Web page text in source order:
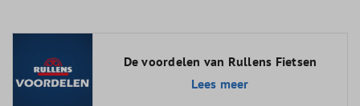
De voordelen van Rullens Fietsen
Lees meer